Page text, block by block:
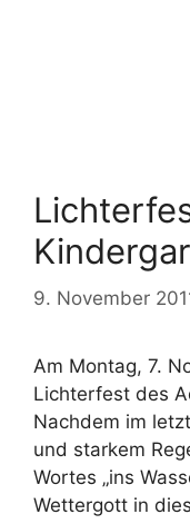
9. November
Am Montag, 7.
Lichterfest des
Nachdem im
und starkem
Wortes „ins
Wettergott in